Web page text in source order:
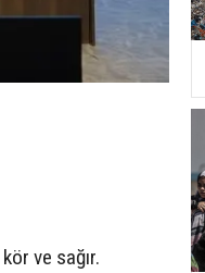
ve sağır.